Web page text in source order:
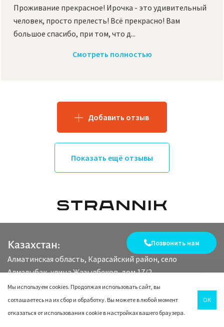
Проживание прекрасное! Ирочка - это удивительный
человек, просто прелесть! Всё прекрасно! Вам
большое спасибо, при том, что д...
Смотреть полностью
Добавить отзыв
Показать ещё отзывы
Казахстан:
Алматинская область, Карасайский район, село
Алмалыбак, улица Жазылбеков, дом 17/2
Заказать обратный
Позвонить нам
Мы используем cookies. Продолжая использовать сайт, вы
соглашаетесь на их сбор и обработку. Вы можете в любой момент
отказаться от использования cookie в настройках вашего браузера.
ОК